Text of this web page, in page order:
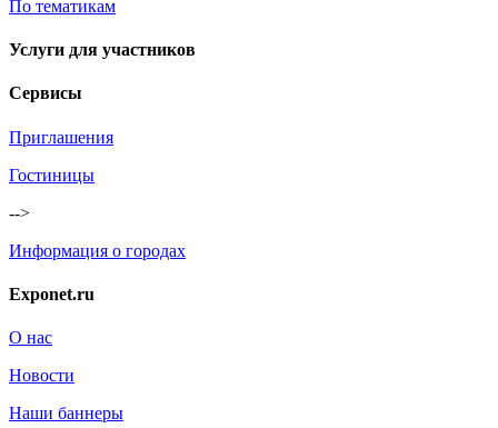
По тематикам
Услуги для участников
Сервисы
Приглашения
Гостиницы
-->
Информация о городах
Exponet.ru
О нас
Новости
Наши баннеры